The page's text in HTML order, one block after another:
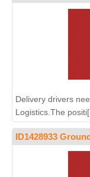
Delivery drivers
Logistics.The
ID1428933